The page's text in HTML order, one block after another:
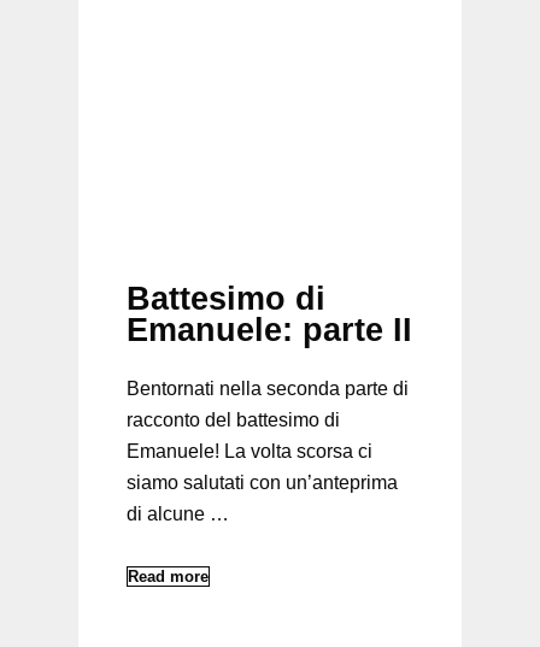
Battesimo di
Emanuele: parte II
Bentornati nella seconda parte di
racconto del battesimo di
Emanuele! La volta scorsa ci
siamo salutati con un’anteprima
di alcune …
Read more